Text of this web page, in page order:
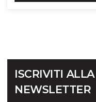
ISCRIVITI
NEWSLETTER